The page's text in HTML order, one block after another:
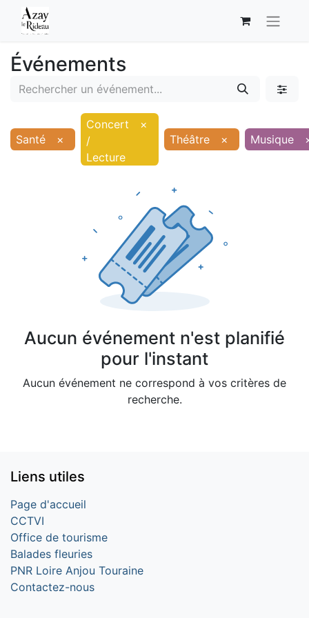
Événements
Santé ×
Concert
/
Lecture
×
Théâtre
× Musique
Aucun événement n'est planifié
pour l'instant
Aucun événement ne correspond à vos critères de
recherche.
Liens utiles
Page d'accueil
CCTVI
Office de tourisme
Balades fleuries
PNR Loire Anjou Touraine
Contactez-nous